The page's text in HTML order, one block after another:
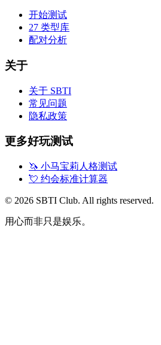
开始测试
27 类型库
配对分析
关于
关于 SBTI
常见问题
隐私政策
更多好玩测试
🦄 小马宝莉人格测试
💘 约会标准计算器
© 2026 SBTI Club. All rights reserved.
用心而非只是娱乐。